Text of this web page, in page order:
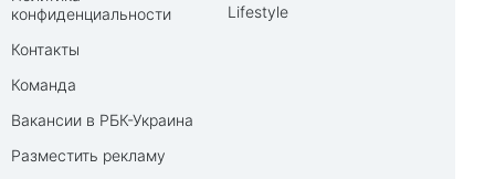
конфиденциальности
Контакты
Команда
Вакансии в РБК-Украина
Разместить рекламу
Lifestyle